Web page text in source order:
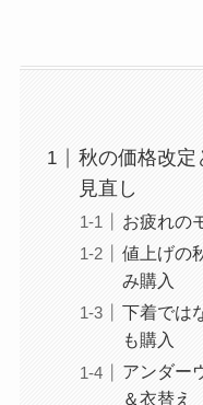
秋の価格改定
見直し
お疲れの
値上げの
み購入
下着では
も購入
アンダー
＆衣替え